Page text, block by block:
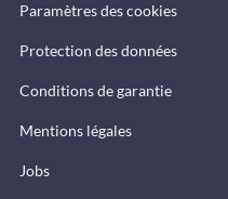
Paramètres des cookies
Protection des données
Conditions de garantie
Mentions légales
Jobs